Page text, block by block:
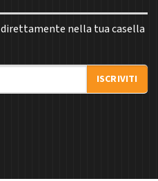
direttamente nella tua casella
ISCRIVITI